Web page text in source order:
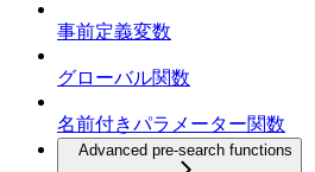
事前定義変数
グローバル関数
名前付きパラメーター関数
Advanced pre-search functions